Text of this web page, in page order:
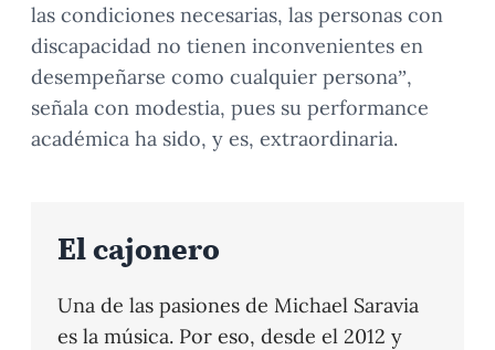
las condiciones necesarias, las personas con
discapacidad no tienen inconvenientes en
desempeñarse como cualquier persona”,
señala con modestia, pues su performance
académica ha sido, y es, extraordinaria.
El cajonero
Una de las pasiones de Michael Saravia
es la música. Por eso, desde el 2012 y